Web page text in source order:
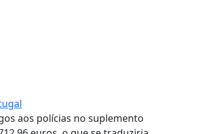
aos polícias no suplemento